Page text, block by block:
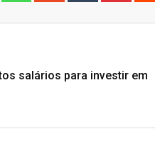
salários para investir em